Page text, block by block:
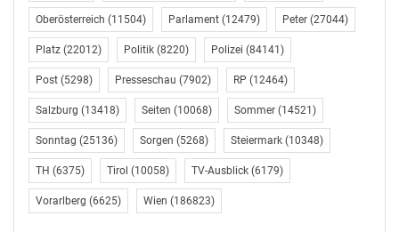
Familien machen. Im Cinema Paradiso Baden
wiederum zelebrieren Will Pound und Marty Barry
sowie Sam Mabbett, Heather Cartwright und Madeleine
Stewart am Dienstag, 3. März, ab 20 Uhr den „Celtic
Spring“. Nähere Informationen und Karten für St. Pölten
unter 02742/21400 und www.cinema-paradiso.at/st-
poelten bzw. für Baden unter 02252/256225 und
www.cinema-paradiso.at/baden.
Am Freitag, 27. Februar, widmen sich Albert Hosp und
Oberösterreich (11504) Parlament (12479) Peter (27044)
Platz (22012) Politik (8220) Polizei (84141)
Post (5298) Presseschau (7902) RP (12464)
Salzburg (13418) Seiten (10068) Sommer (14521)
Sonntag (25136) Sorgen (5268) Steiermark (10348)
TH (6375) Tirol (10058) TV-Ausblick (6179)
Vorarlberg (6625) Wien (186823)